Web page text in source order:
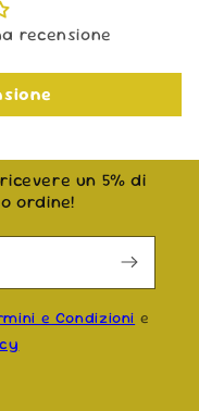
recensione
un 5% di
ordine!
e Condizioni e